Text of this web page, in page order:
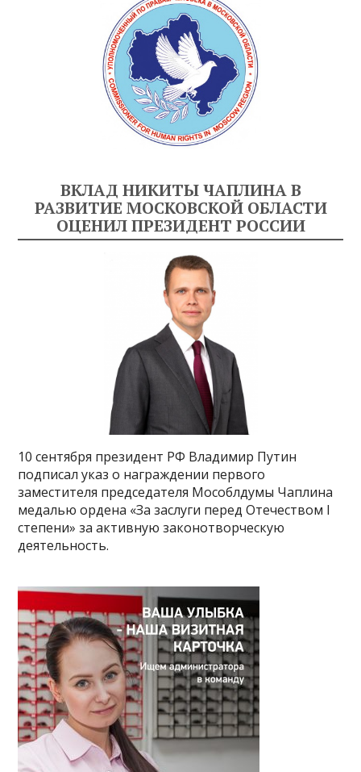
ВКЛАД НИКИТЫ ЧАПЛИНА В
РАЗВИТИЕ МОСКОВСКОЙ ОБЛАСТИ
ОЦЕНИЛ ПРЕЗИДЕНТ РОССИИ
10 сентября президент РФ Владимир Путин
подписал указ о награждении первого
заместителя председателя Мособлдумы Чаплина
медалью ордена «За заслуги перед Отечеством I
степени» за активную законотворческую
деятельность.